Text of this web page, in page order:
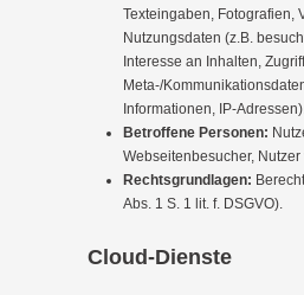
Texteingaben, Fotografien,
Nutzungsdaten (z.B.
Interesse an Inhalten,
Meta-/
Informationen, IP-
Betroffene Personen:
Webseitenbesucher,
Rechtsgrundlagen:
Abs. 1 S. 1 lit. f. DSGVO).
Cloud-Dienste